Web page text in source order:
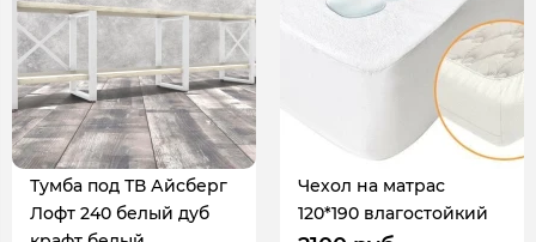
Тумба под ТВ Айсберг
Лофт 240 белый дуб
Чехол на матрас
120*190 влагостойкий